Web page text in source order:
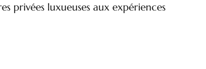
privées luxueuses aux expériences